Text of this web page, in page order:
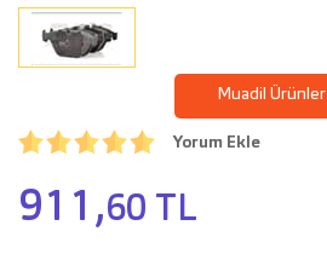
Muadil Ürünler
Yorum Ekle
911,60 TL